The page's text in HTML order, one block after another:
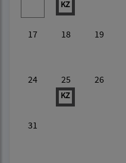
KZ
17 18 19
24 25
KZ
26
31